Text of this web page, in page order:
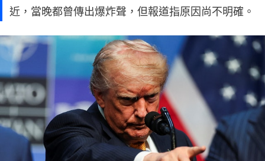
近，當晚都曾傳出爆炸聲，但報道指原因尚不明確。